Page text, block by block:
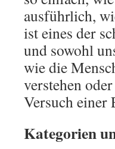
ausführlich,
ist eines der
und sowohl
wie die
verstehen
Versuch einer
Kategorien